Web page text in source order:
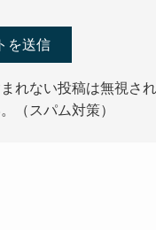
れない投稿は無視さ
（スパム対策）